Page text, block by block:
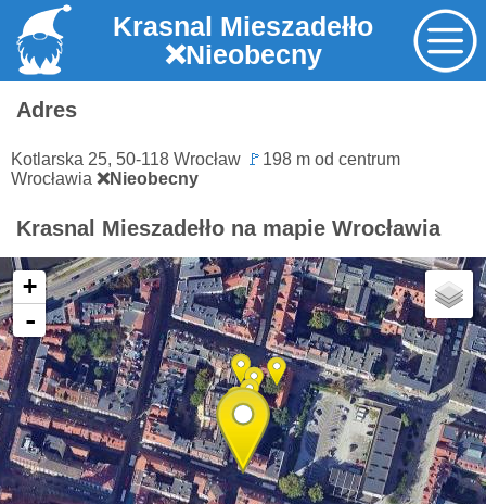
Krasnal Mieszadełło
❌Nieobecny
Adres
Kotlarska 25, 50-118 Wrocław 🚩 198 m od centrum
Wrocławia ❌Nieobecny
Krasnal Mieszadełło na mapie Wrocławia
+
-